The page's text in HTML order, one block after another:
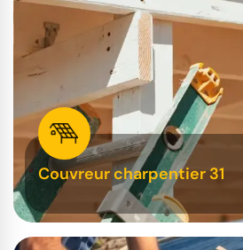
Couvreur charpentier 31